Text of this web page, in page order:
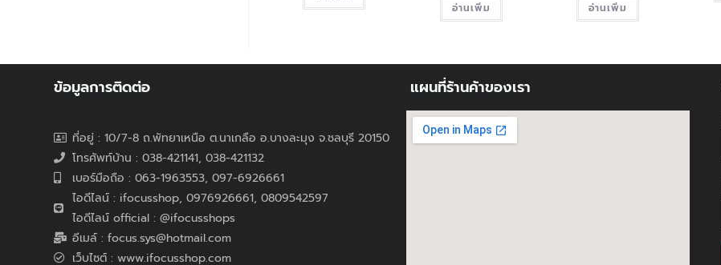
อ่านเพิ่ม อ่านเพิ่ม
ข้อมูลการติดต่อ
ที่อยู่ : 10/7-8 ถ.พัทยาเหนือ ต.นาเกลือ อ.บางละมุง จ.ชลบุรี 20150
โทรศัพท์บ้าน : 038-421141, 038-421132
เบอร์มือถือ : 063-1963553, 097-6926661
ไอดีไลน์ : ifocusshop, 0976926661, 0809542597
ไอดีไลน์ official : @ifocusshops
อีเมล์ : focus.sys@hotmail.com
เว็บไซต์ : www.ifocusshop.com
แผนที่ร้านค้าของเรา